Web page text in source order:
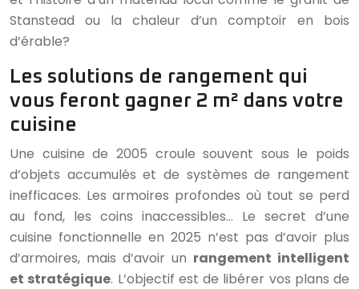
Stanstead ou la chaleur d’un comptoir en bois
d’érable?
Les solutions de rangement qui
vous feront gagner 2 m² dans votre
cuisine
Une cuisine de 2005 croule souvent sous le poids
d’objets accumulés et de systèmes de rangement
inefficaces. Les armoires profondes où tout se perd
au fond, les coins inaccessibles… Le secret d’une
cuisine fonctionnelle en 2025 n’est pas d’avoir plus
d’armoires, mais d’avoir un rangement intelligent
et stratégique. L’objectif est de libérer vos plans de